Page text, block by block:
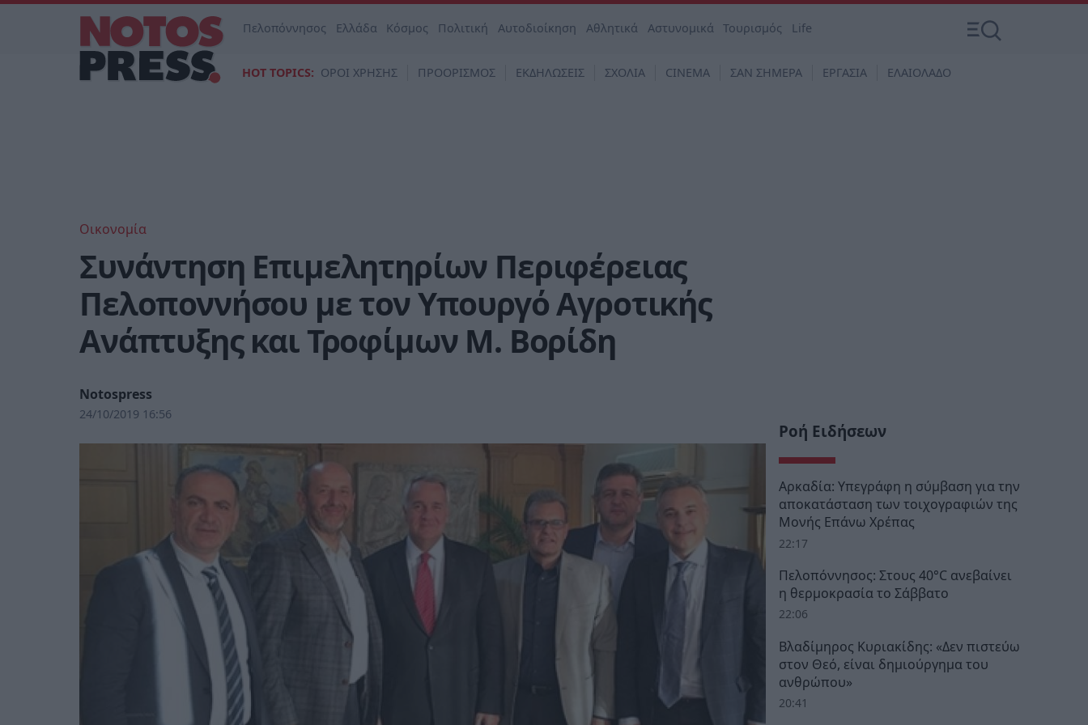
Πελοπόννησος Ελλάδα Κόσμος Πολιτική Αυτοδιοίκηση Αθλητικά Αστυνομικά Τουρισμός Life
HOT TOPICS: ΟΡΟΙ ΧΡΗΣΗΣ ΠΡΟΟΡΙΣΜΟΣ ΕΚΔΗΛΩΣΕΙΣ ΣΧΟΛΙΑ CINEMA ΣΑΝ ΣΗΜΕΡΑ ΕΡΓΑΣΙΑ ΕΛΑΙΟΛΑΔΟ
Οικονομία
Συνάντηση Επιμελητηρίων Περιφέρειας
Πελοποννήσου με τον Υπουργό Αγροτικής
Ανάπτυξης και Τροφίμων Μ. Βορίδη
Notospress
24/10/2019 16:56
Ροή Ειδήσεων
Αρκαδία: Υπεγράφη η σύμβαση για την
αποκατάσταση των τοιχογραφιών της
Μονής Επάνω Χρέπας
22:17
Πελοπόννησος: Στους 40°C ανεβαίνει
η θερμοκρασία το Σάββατο
22:06
Βλαδίμηρος Κυριακίδης: «Δεν πιστεύω
στον Θεό, είναι δημιούργημα του
ανθρώπου»
20:41